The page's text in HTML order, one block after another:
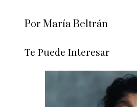
Por María Beltrán
Te Puede Interesar